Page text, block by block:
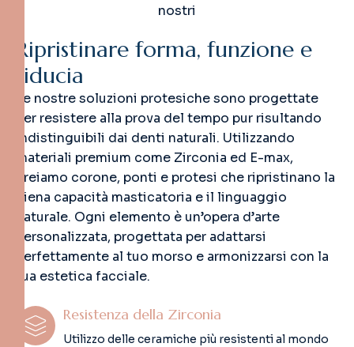
nostri
Ripristinare forma, funzione e
iducia
Le nostre soluzioni protesiche sono progettate
per resistere alla prova del tempo pur risultando
indistinguibili dai denti naturali. Utilizzando
materiali premium come Zirconia ed E-max,
creiamo corone, ponti e protesi che ripristinano la
piena capacità masticatoria e il linguaggio
naturale. Ogni elemento è un’opera d’arte
personalizzata, progettata per adattarsi
perfettamente al tuo morso e armonizzarsi con la
tua estetica facciale.
Resistenza della Zirconia
Utilizzo delle ceramiche più resistenti al mondo